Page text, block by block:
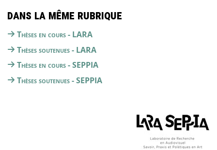
Dans la même rubrique
Thèses en cours - LARA
Thèses soutenues - LARA
Thèses en cours - SEPPIA
Thèses soutenues - SEPPIA